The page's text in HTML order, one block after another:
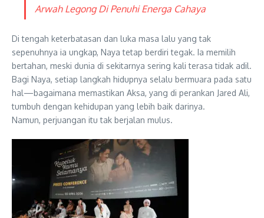
Arwah Legong Di Penuhi Energa Cahaya
Di tengah keterbatasan dan luka masa lalu yang tak
sepenuhnya ia ungkap, Naya tetap berdiri tegak. Ia memilih
bertahan, meski dunia di sekitarnya sering kali terasa tidak adil.
Bagi Naya, setiap langkah hidupnya selalu bermuara pada satu
hal—bagaimana memastikan Aksa, yang di perankan Jared Ali,
tumbuh dengan kehidupan yang lebih baik darinya.
Namun, perjuangan itu tak berjalan mulus.